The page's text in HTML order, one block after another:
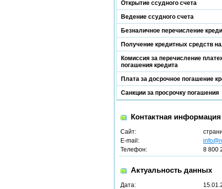
Открытие ссудного счета
Ведение ссудного счета
Безналичное перечисление
Получение кредитных средств
Комиссия за перечисление
погашения кредита
Плата за досрочное погашение
Санкции за просрочку погашения
Контактная информация
Сайт:
E-mail:
Телефон:
8 800
Актуальность данных
Дата: